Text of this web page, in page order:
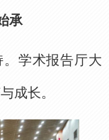
承
学术报告厅大
成长。